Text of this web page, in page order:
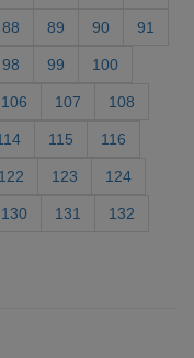
88 89 90 91
98 99 100
106 107 108
115 116
122 123 124
130 131 132